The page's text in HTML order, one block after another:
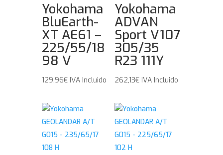
Yokohama
BluEarth-
XT AE61 –
225/55/18
98 V
129,96€ IVA Incluido
Yokohama
ADVAN
Sport V107
305/35
R23 111Y
262,13€ IVA Incluido